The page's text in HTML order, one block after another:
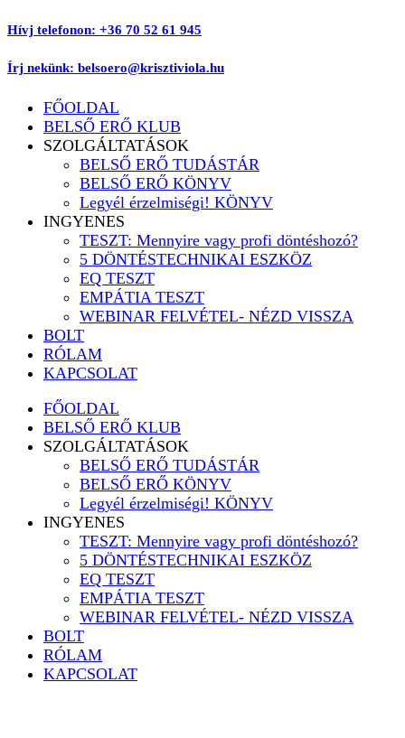
Ugrás
tartalomhoz
Hívj telefonon: +36 70 52 61 945
Írj nekünk: belsoero@krisztiviola.hu
FŐOLDAL
BELSŐ ERŐ KLUB
SZOLGÁLTATÁSOK
BELSŐ ERŐ TUDÁSTÁR
BELSŐ ERŐ KÖNYV
Legyél érzelmiségi! KÖNYV
INGYENES
TESZT: Mennyire vagy profi döntéshozó?
5 DÖNTÉSTECHNIKAI ESZKÖZ
EQ TESZT
EMPÁTIA TESZT
WEBINAR FELVÉTEL- NÉZD VISSZA
BOLT
RÓLAM
KAPCSOLAT
FŐOLDAL
BELSŐ ERŐ KLUB
SZOLGÁLTATÁSOK
BELSŐ ERŐ TUDÁSTÁR
BELSŐ ERŐ KÖNYV
Legyél érzelmiségi! KÖNYV
INGYENES
TESZT: Mennyire vagy profi döntéshozó?
5 DÖNTÉSTECHNIKAI ESZKÖZ
EQ TESZT
EMPÁTIA TESZT
WEBINAR FELVÉTEL- NÉZD VISSZA
BOLT
RÓLAM
KAPCSOLAT